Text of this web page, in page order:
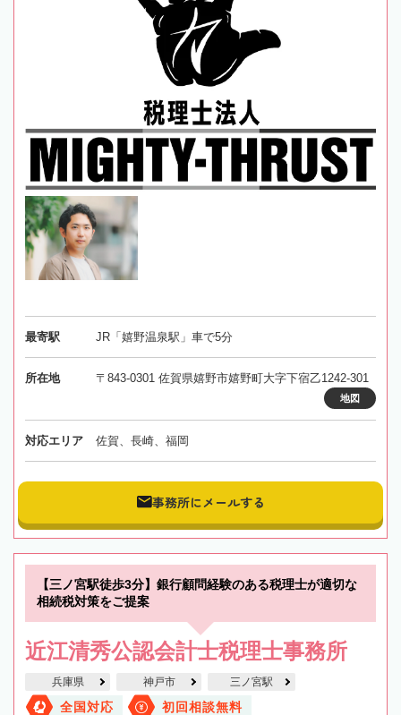
最寄駅 JR「嬉野温泉駅」車で5分
所在地 〒843-0301 佐賀県嬉野市嬉野町大字下宿乙1242-301
地図
対応エリア 佐賀、長崎、福岡
事務所にメールする
【三ノ宮駅徒歩3分】銀行顧問経験のある税理士が適切な
相続税対策をご提案
近江清秀公認会計士税理士事務所
兵庫県 神戸市 三ノ宮駅
全国対応 初回相談無料